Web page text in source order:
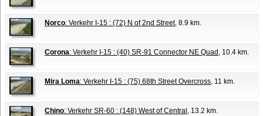
Norco: Verkehr I-15 : (72) N of 2nd Street, 8.9 km.
Corona: Verkehr I-15 : (40) SR-91 Connector NE Quad , 10.4 km.
Mira Loma: Verkehr I-15 : (75) 68th Street Overcross, 11 km.
Chino: Verkehr SR-60 : (148) West of Central , 13.2 km.